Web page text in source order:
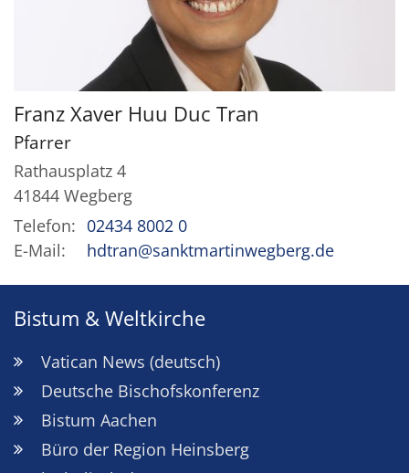
Franz Xaver Huu Duc Tran
Pfarrer
Rathausplatz 4
41844 Wegberg
Telefon: 02434 8002 0
E-Mail:
hdtran@sanktmartinwegberg.de
Bistum & Weltkirche
Vatican News (deutsch)
Deutsche Bischofskonferenz
Bistum Aachen
Büro der Region Heinsberg